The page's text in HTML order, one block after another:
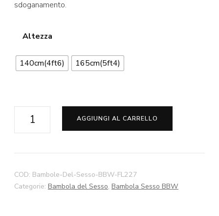
sdoganamento.
Altezza
140cm(4ft6) 165cm(5ft4)
BBW
Sesso
165cm
AGGIUNGI AL CARRELLO
COD: Bambole-Del-Sesso-BBW-FL227
Categorie: Bambola del Sesso, Bambola Sesso BBW